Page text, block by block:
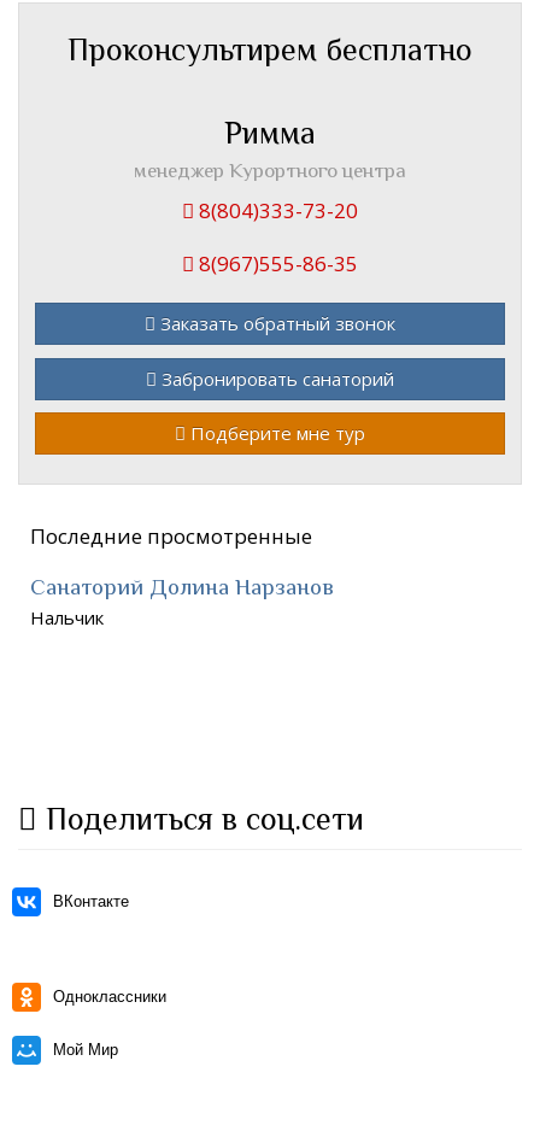
Проконсультирем бесплатно
Римма
менеджер Курортного центра
8(804)333-73-20
8(967)555-86-35
Заказать обратный звонок
Забронировать санаторий
Подберите мне тур
Последние просмотренные
Санаторий Долина Нарзанов
Нальчик
Поделиться в соц.сети
ВКонтакте
Одноклассники
Мой Мир